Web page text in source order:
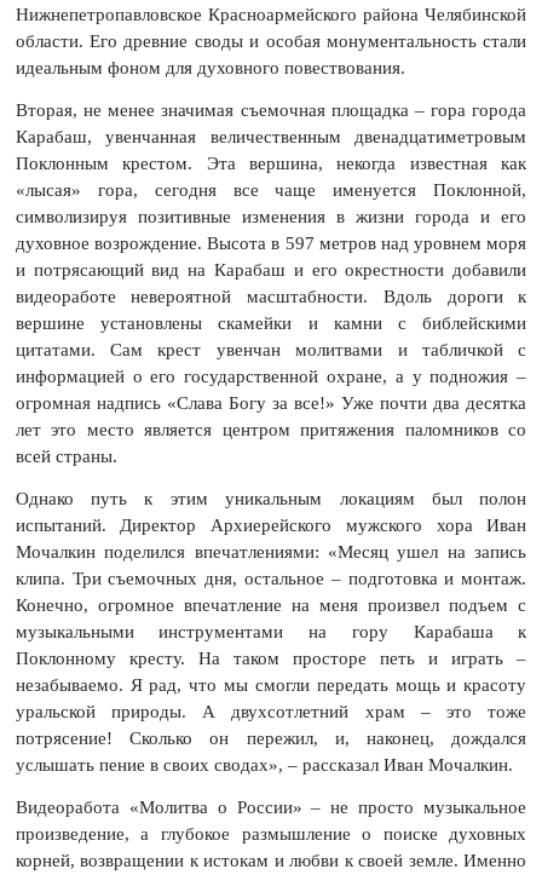
Нижнепетропавловское Красноармейского района Челябинской
области. Его древние своды и особая монументальность стали
идеальным фоном для духовного повествования.
Вторая, не менее значимая съемочная площадка – гора города
Карабаш, увенчанная величественным двенадцатиметровым
Поклонным крестом. Эта вершина, некогда известная как
«лысая» гора, сегодня все чаще именуется Поклонной,
символизируя позитивные изменения в жизни города и его
духовное возрождение. Высота в 597 метров над уровнем моря
и потрясающий вид на Карабаш и его окрестности добавили
видеоработе невероятной масштабности. Вдоль дороги к
вершине установлены скамейки и камни с библейскими
цитатами. Сам крест увенчан молитвами и табличкой с
информацией о его государственной охране, а у подножия –
огромная надпись «Слава Богу за все!» Уже почти два десятка
лет это место является центром притяжения паломников со
всей страны.
Однако путь к этим уникальным локациям был полон
испытаний. Директор Архиерейского мужского хора Иван
Мочалкин поделился впечатлениями: «Месяц ушел на запись
клипа. Три съемочных дня, остальное – подготовка и монтаж.
Конечно, огромное впечатление на меня произвел подъем с
музыкальными инструментами на гору Карабаша к
Поклонному кресту. На таком просторе петь и играть –
незабываемо. Я рад, что мы смогли передать мощь и красоту
уральской природы. А двухсотлетний храм – это тоже
потрясение! Сколько он пережил, и, наконец, дождался
услышать пение в своих сводах», – рассказал Иван Мочалкин.
Видеоработа «Молитва о России» – не просто музыкальное
произведение, а глубокое размышление о поиске духовных
корней, возвращении к истокам и любви к своей земле. Именно